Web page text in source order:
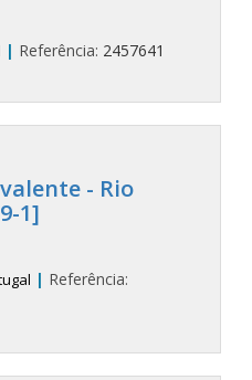
| Referência: 2457641
- Rio
1]
| Referência: